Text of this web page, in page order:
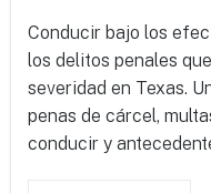
Conducir bajo los
los delitos penales
severidad en Texas.
penas de cárcel,
conducir y